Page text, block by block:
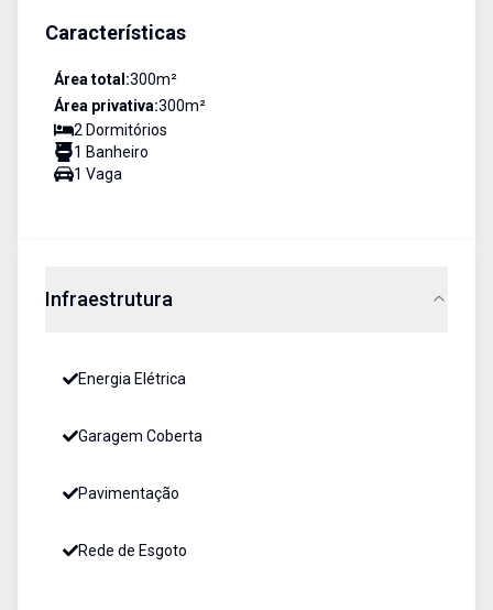
Características
Área total:300m²
Área privativa:300m²
2 Dormitórios
1 Banheiro
1 Vaga
Infraestrutura
Energia Elétrica
Garagem Coberta
Pavimentação
Rede de Esgoto